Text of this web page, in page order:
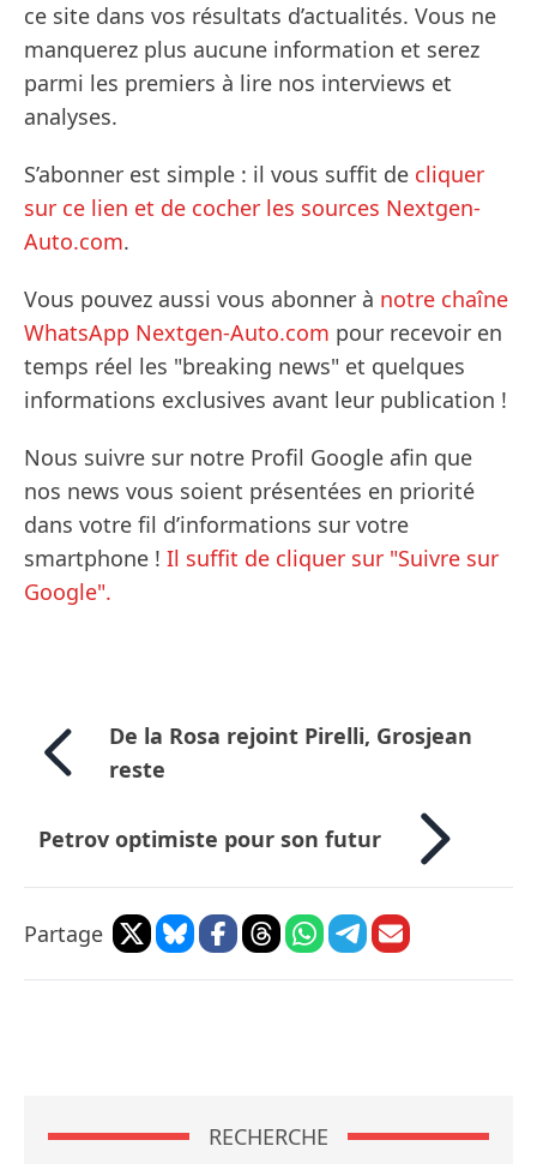
ce site dans vos résultats d’actualités. Vous ne
manquerez plus aucune information et serez
parmi les premiers à lire nos interviews et
analyses.
S’abonner est simple : il vous suffit de cliquer
sur ce lien et de cocher les sources Nextgen-
Auto.com.
Vous pouvez aussi vous abonner à notre chaîne
WhatsApp Nextgen-Auto.com pour recevoir en
temps réel les "breaking news" et quelques
informations exclusives avant leur publication !
Nous suivre sur notre Profil Google afin que
nos news vous soient présentées en priorité
dans votre fil d’informations sur votre
smartphone ! Il suffit de cliquer sur "Suivre sur
Google".
De la Rosa rejoint Pirelli, Grosjean
reste
Petrov optimiste pour son futur
Partage
RECHERCHE